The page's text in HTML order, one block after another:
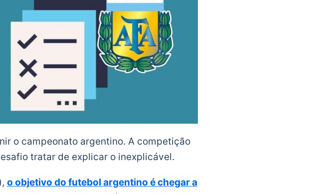
o campeonato argentino. A competição
tratar de explicar o inexplicável.
o objetivo do futebol argentino é chegar a